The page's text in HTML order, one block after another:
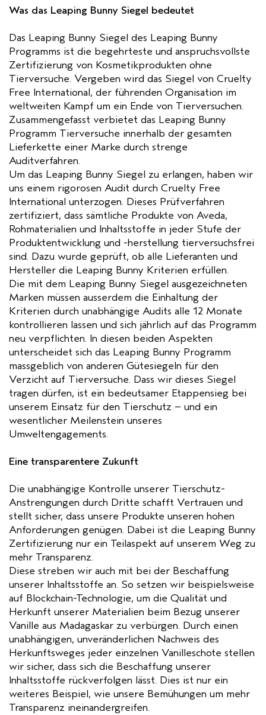
Was das Leaping Bunny Siegel bedeutet
Das Leaping Bunny Siegel des Leaping Bunny
Programms ist die begehrteste und anspruchsvollste
Zertifizierung von Kosmetikprodukten ohne
Tierversuche. Vergeben wird das Siegel von Cruelty
Free International, der führenden Organisation im
weltweiten Kampf um ein Ende von Tierversuchen.
Zusammengefasst verbietet das Leaping Bunny
Programm Tierversuche innerhalb der gesamten
Lieferkette einer Marke durch strenge
Auditverfahren.
Um das Leaping Bunny Siegel zu erlangen, haben wir
uns einem rigorosen Audit durch Cruelty Free
International unterzogen. Dieses Prüfverfahren
zertifiziert, dass sämtliche Produkte von Aveda,
Rohmaterialien und Inhaltsstoffe in jeder Stufe der
Produktentwicklung und -herstellung tierversuchsfrei
sind. Dazu wurde geprüft, ob alle Lieferanten und
Hersteller die Leaping Bunny Kriterien erfüllen.
Die mit dem Leaping Bunny Siegel ausgezeichneten
Marken müssen ausserdem die Einhaltung der
Kriterien durch unabhängige Audits alle 12 Monate
kontrollieren lassen und sich jährlich auf das Programm
neu verpflichten. In diesen beiden Aspekten
unterscheidet sich das Leaping Bunny Programm
massgeblich von anderen Gütesiegeln für den
Verzicht auf Tierversuche. Dass wir dieses Siegel
tragen dürfen, ist ein bedeutsamer Etappensieg bei
unserem Einsatz für den Tierschutz – und ein
wesentlicher Meilenstein unseres
Umweltengagements.
Eine transparentere Zukunft
Die unabhängige Kontrolle unserer Tierschutz-
Anstrengungen durch Dritte schafft Vertrauen und
stellt sicher, dass unsere Produkte unseren hohen
Anforderungen genügen. Dabei ist die Leaping Bunny
Zertifizierung nur ein Teilaspekt auf unserem Weg zu
mehr Transparenz.
Diese streben wir auch mit bei der Beschaffung
unserer Inhaltsstoffe an. So setzen wir beispielsweise
auf Blockchain-Technologie, um die Qualität und
Herkunft unserer Materialien beim Bezug unserer
Vanille aus Madagaskar zu verbürgen. Durch einen
unabhängigen, unveränderlichen Nachweis des
Herkunftsweges jeder einzelnen Vanilleschote stellen
wir sicher, dass sich die Beschaffung unserer
Inhaltsstoffe rückverfolgen lässt. Dies ist nur ein
weiteres Beispiel, wie unsere Bemühungen um mehr
Transparenz ineinandergreifen.